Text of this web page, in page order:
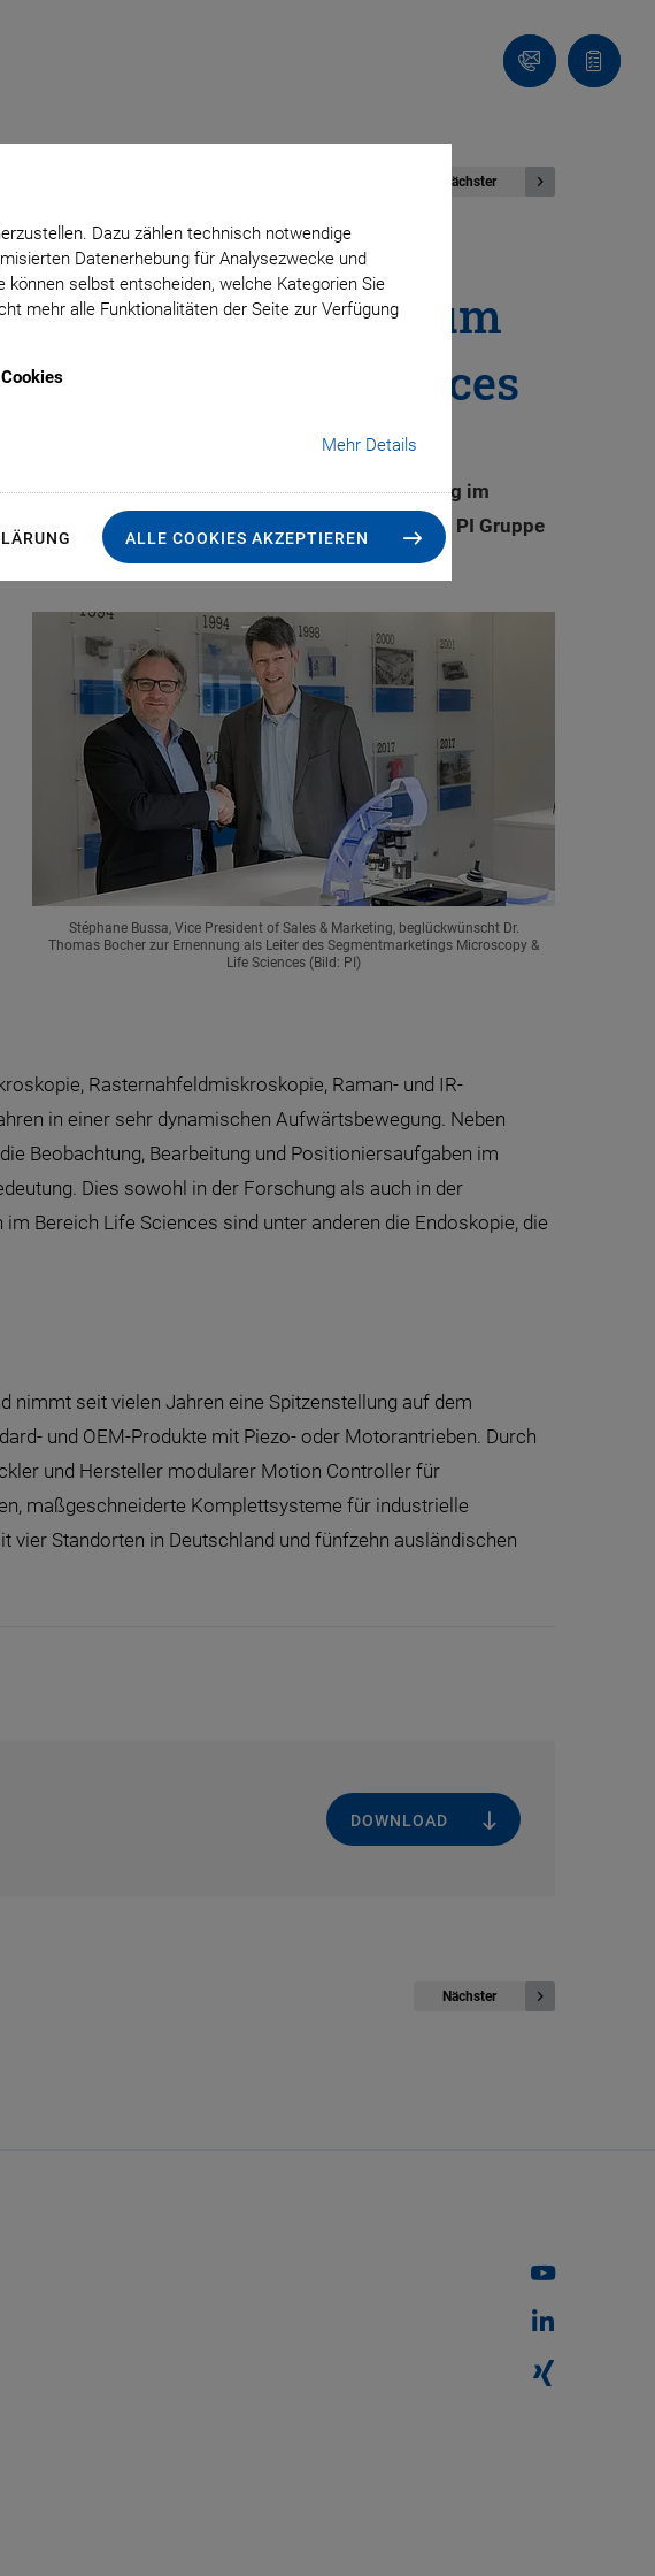
Dazu zählen technisch notwendige
Datenerhebung für Analysezwecke und
selbst entscheiden, welche Kategorien Sie
mehr alle Funktionalitäten der Seite zur Verfügung
Mehr Details
ALLE COOKIES AKZEPTIEREN
Kontakt
Nächster
& Co. KG
Thomas Bocher zum
& Life Sciences
für die globale Geschäftsentwicklung im
in diesem Wachstumssegment unterstützt die PI Gruppe
Stéphane Bussa, Vice President of Sales & Marketing, beglückwünscht Dr.
Thomas Bocher zur Ernennung als Leiter des Segmentmarketings Microscopy &
Life Sciences (Bild: PI)
Rasternahfeldmiskroskopie, Raman- und IR-
in einer sehr dynamischen Aufwärtsbewegung. Neben
Beobachtung, Bearbeitung und Positioniersaufgaben im
Dies sowohl in der Forschung als auch in der
Bereich Life Sciences sind unter anderen die Endoskopie, die
nimmt seit vielen Jahren eine Spitzenstellung auf dem
und OEM-Produkte mit Piezo- oder Motorantrieben. Durch
und Hersteller modularer Motion Controller für
maßgeschneiderte Komplettsysteme für industrielle
vier Standorten in Deutschland und fünfzehn ausländischen
DOWNLOAD
Nächster